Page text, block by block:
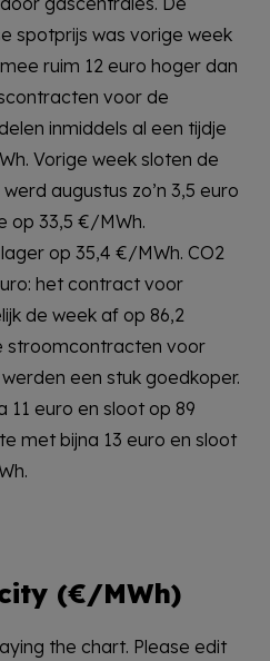
spotprijs was vorige week
ruim 12 euro hoger dan
voor de
inmiddels al een tijdje
Vorige week sloten de
augustus zo’n 3,5 euro
op 33,5 €/MWh.
op 35,4 €/MWh. CO2
het contract voor
de week af op 86,2
stroomcontracten voor
een stuk goedkoper.
11 euro en sloot op 89
met bijna 13 euro en sloot
(€/MWh)
the chart. Please edit